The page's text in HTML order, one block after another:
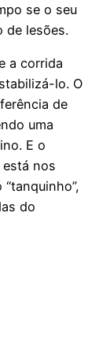
se o seu
de lesões.
a corrida
lo. O
de
uma
E o
nos
do